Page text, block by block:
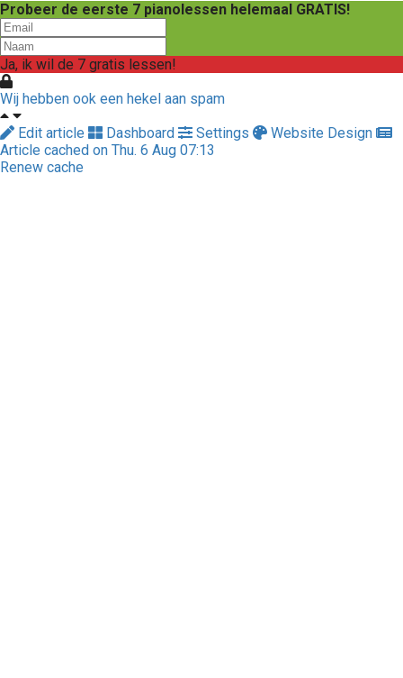
Probeer de eerste 7 pianolessen helemaal GRATIS!
Ja, ik wil de 7 gratis lessen!
Wij hebben ook een hekel aan spam
Edit article
Dashboard Settings
Website Design
Article cached on Thu. 6 Aug 07:13
Renew cache